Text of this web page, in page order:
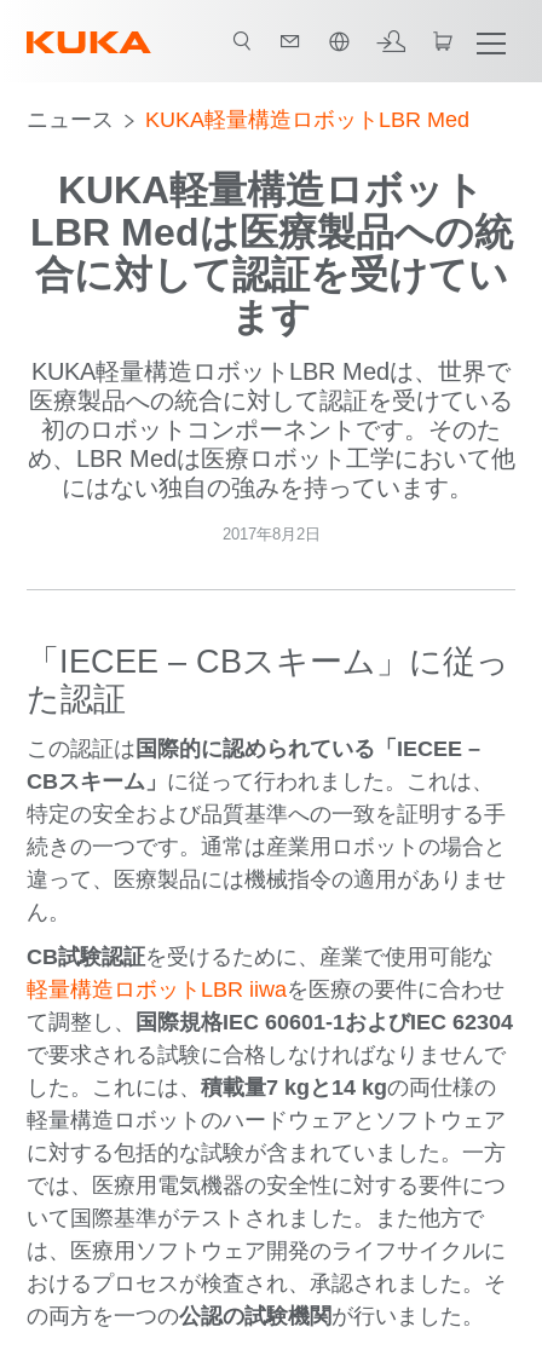
ニュース KUKA軽量構造ロボットLBR Med
KUKA軽量構造ロボット
LBR Medは医療製品への統
合に対して認証を受けてい
ます
KUKA軽量構造ロボットLBR Medは、世界で
医療製品への統合に対して認証を受けている
初のロボットコンポーネントです。そのた
め、LBR Medは医療ロボット工学において他
にはない独自の強みを持っています。
2017年8月2日
「IECEE – CBスキーム」に従っ
た認証
この認証は 国際的に認められている「IECEE –
CBスキーム」 に従って行われました。これは、
特定の安全および品質基準への一致を証明する手
続きの一つです。通常は産業用ロボットの場合と
違って、医療製品には機械指令の適用がありませ
ん。
CB試験認証を受けるために、産業で使用可能な
軽量構造ロボットLBR iiwaを医療の要件に合わせ
て調整し、
国際規格IEC 60601-1およびIEC 62304
で要求される試験に合格しなければなりませんで
した。これには、積載量7 kgと14 kgの両仕様の
軽量構造ロボットのハードウェアとソフトウェア
に対する包括的な試験が含まれていました。一方
では、医療用電気機器の安全性に対する要件につ
いて国際基準がテストされました。また他方で
は、医療用ソフトウェア開発のライフサイクルに
おけるプロセスが検査され、承認されました。そ
の両方を一つの公認の試験機関が行いました。